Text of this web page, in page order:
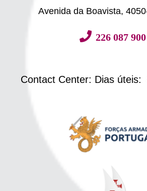
Avenida da Boavista,
226 087 900
Contact Center: Dias úteis: